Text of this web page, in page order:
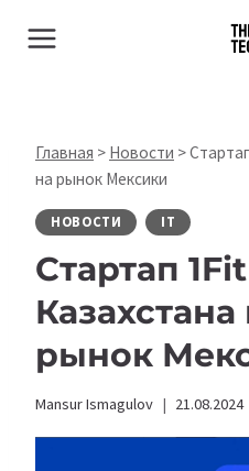
Главная > Новости >
на рынок Мексики
НОВОСТИ IT
Стартап
рынок
Mansur Ismagulov 21.08.2024